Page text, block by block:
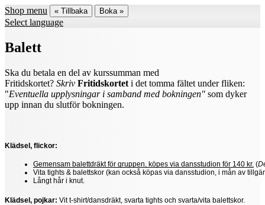
Shop menu « Tillbaka Boka »
Select language
Balett
Ska du betala en del av kurssumman med
Fritidskortet? Skriv Fritidskortet i det tomma fältet under fliken:
"Eventuella upplysningar i samband med bokningen" som dyker
upp innan du slutför bokningen.
Klädsel, flickor:
Gemensam balettdräkt för gruppen, köpes via dansstudion för 140 kr. (
Vita tights & balettskor (kan också köpas via dansstudion, i mån av
Långt hår i knut.
Klädsel, pojkar: Vit t-shirt/dansdräkt, svarta tights och svarta/vita balettskor.